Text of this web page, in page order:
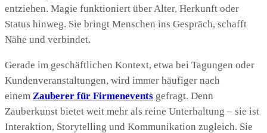
entziehen. Magie funktioniert über Alter, Herkunft oder
Status hinweg. Sie bringt Menschen ins Gespräch, schafft
Nähe und verbindet.
Gerade im geschäftlichen Kontext, etwa bei Tagungen oder
Kundenveranstaltungen, wird immer häufiger nach
einem Zauberer für Firmenevents gefragt. Denn
Zauberkunst bietet weit mehr als reine Unterhaltung – sie ist
Interaktion, Storytelling und Kommunikation zugleich. Sie